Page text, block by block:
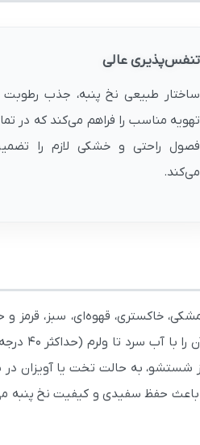
تنفس‌پذیری عالی
ساختار طبیعی نخ پنبه، جذب رطوبت
تهویه مناسب را فراهم می‌کند که در
فصول راحتی و خشکی لازم را
می‌کند.
خاکستری، قهوه‌ای، سبز، قرمز
استایل
شستشو، به حالت تخت یا آویزان
حفظ سفیدی و کیفیت نخ